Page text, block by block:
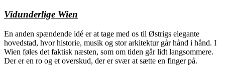
Vidunderlige Wien
En anden spændende idé er at tage med os til Østrigs elegante
hovedstad, hvor historie, musik og stor arkitektur går hånd i hånd. I
Wien føles det faktisk næsten, som om tiden går lidt langsommere.
Der er en ro og et overskud, der er svær at sætte en finger på.